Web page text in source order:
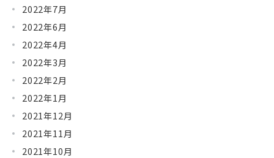
2022年7月
2022年6月
2022年4月
2022年3月
2022年2月
2022年1月
2021年12月
2021年11月
2021年10月